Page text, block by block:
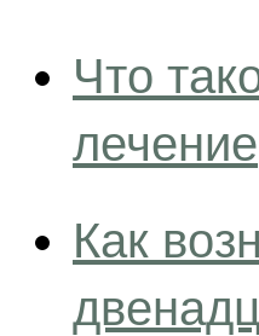
Что
лечение
Как